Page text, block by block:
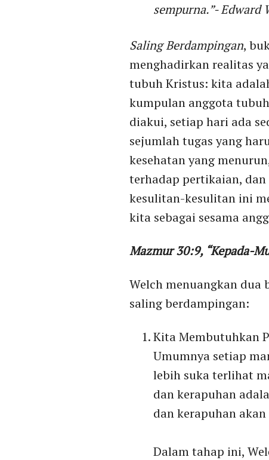
sempurna.”- Edward
Saling Berdampingan,
menghadirkan realitas
tubuh Kristus: kita
kumpulan anggota
diakui, setiap hari ada
sejumlah tugas yang
kesehatan yang
terhadap pertikaian,
kesulitan-kesulitan ini
kita sebagai sesama
Mazmur 30:9, “Kepada-
Welch menuangkan
saling berdampingan:
Kita Membutuhkan
Umumnya setiap
lebih suka terlihat
dan kerapuhan
dan kerapuhan
Dalam tahap ini,